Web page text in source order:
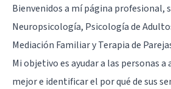
Bienvenidos a mí página profesional,
Neuropsicología, Psicología de
Mediación Familiar y Terapia de
Mi objetivo es ayudar a las personas a
mejor e identificar el por qué de sus